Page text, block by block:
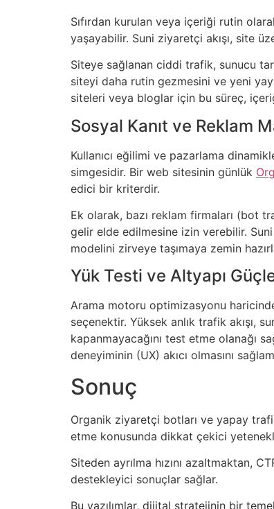
Sıfırdan kurulan veya içeriği rutin
yaşayabilir. Suni ziyaretçi akışı, site
Siteye sağlanan ciddi trafik, sunucu
siteyi daha rutin gezmesini ve yeni
siteleri veya bloglar için bu süreç,
Sosyal Kanıt ve Reklam
Kullanıcı eğilimi ve pazarlama
simgesidir. Bir web sitesinin günlük
edici bir kriterdir.
Ek olarak, bazı reklam firmaları (bot
gelir elde edilmesine izin verebilir.
modelini zirveye taşımaya zemin
Yük Testi ve Altyapı
Arama motoru optimizasyonu
seçenektir. Yüksek anlık trafik akışı,
kapanmayacağını test etme olanağı
deneyiminin (UX) akıcı olmasını
Sonuç
Organik ziyaretçi botları ve yapay
etme konusunda dikkat çekici
Siteden ayrılma hızını azaltmaktan,
destekleyici sonuçlar sağlar.
Bu yazılımlar, dijital stratejinin bir